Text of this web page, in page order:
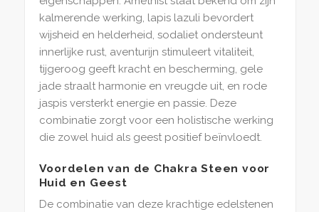
kalmerende werking, lapis lazuli bevordert
wijsheid en helderheid, sodaliet ondersteunt
innerlijke rust, aventurijn stimuleert vitaliteit,
tijgeroog geeft kracht en bescherming, gele
jade straalt harmonie en vreugde uit, en rode
jaspis versterkt energie en passie. Deze
combinatie zorgt voor een holistische werking
die zowel huid als geest positief beïnvloedt.
Voordelen van de Chakra Steen voor
Huid en Geest
De combinatie van deze krachtige edelstenen